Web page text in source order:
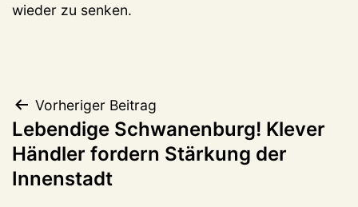
wieder zu senken.
Beitragsnavigation
Vorheriger Beitrag
Lebendige Schwanenburg! Klever
Händler fordern Stärkung der
Innenstadt